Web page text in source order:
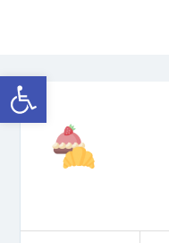
Ανοίξτε τη